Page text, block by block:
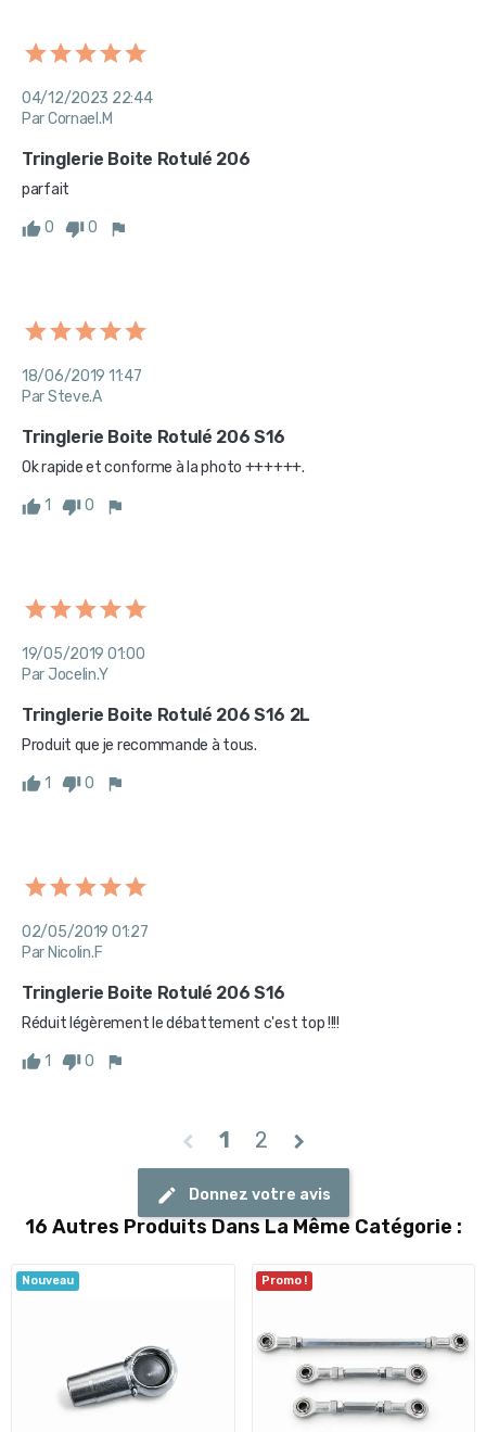
04/12/2023 22:44
Par Cornael.M
Tringlerie Boite Rotulé 206
parfait
0 0
18/06/2019 11:47
Par Steve.A
Tringlerie Boite Rotulé 206 S16
Ok rapide et conforme à la photo ++++++.
1 0
19/05/2019 01:00
Par Jocelin.Y
Tringlerie Boite Rotulé 206 S16 2L
Produit que je recommande à tous.
1 0
02/05/2019 01:27
Par Nicolin.F
Tringlerie Boite Rotulé 206 S16
Réduit légèrement le débattement c'est top !!!!
1 0
chevron_left 1 2 chevron_right
Donnez votre avis
16 Autres Produits Dans La Même Catégorie :
Nouveau Promo !